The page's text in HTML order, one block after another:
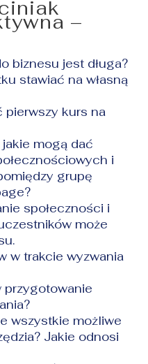
–
biznesu jest długa?
stawiać na własną
pierwszy kurs na
mogą dać
i
grupę
społeczności i
może
w trakcie wyzwania
przygotowanie
wszystkie możliwe
Jakie odnosi